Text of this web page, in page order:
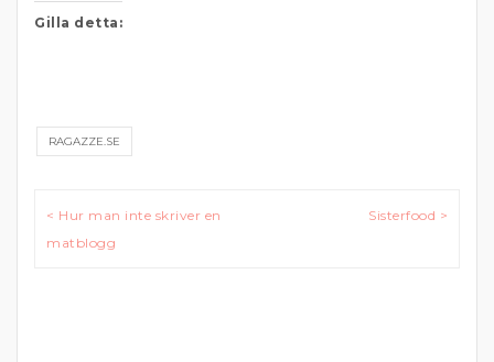
Gilla detta:
RAGAZZE.SE
Inläggsnavigering
< Hur man inte skriver en
matblogg
Sisterfood >